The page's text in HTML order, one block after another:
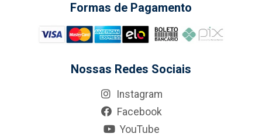
Formas de Pagamento
Nossas Redes Sociais
Instagram
Facebook
YouTube